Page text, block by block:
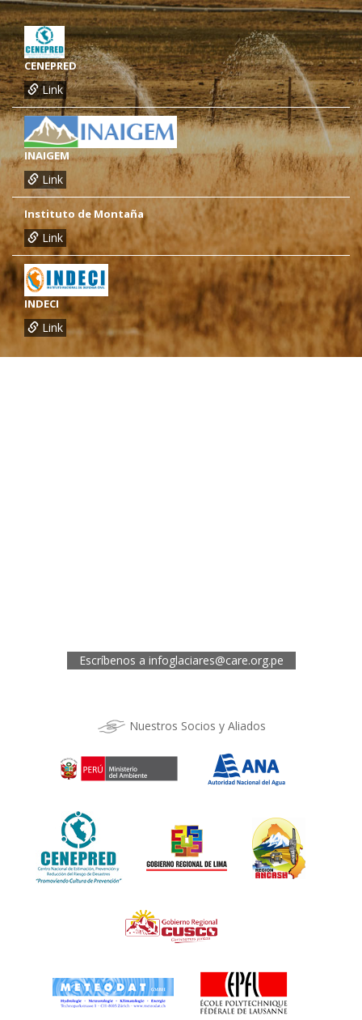
CENEPRED
Link
INAIGEM
Link
Instituto de Montaña
Link
INDECI
Link
Escríbenos a infoglaciares@care.org.pe
Nuestros Socios y Aliados